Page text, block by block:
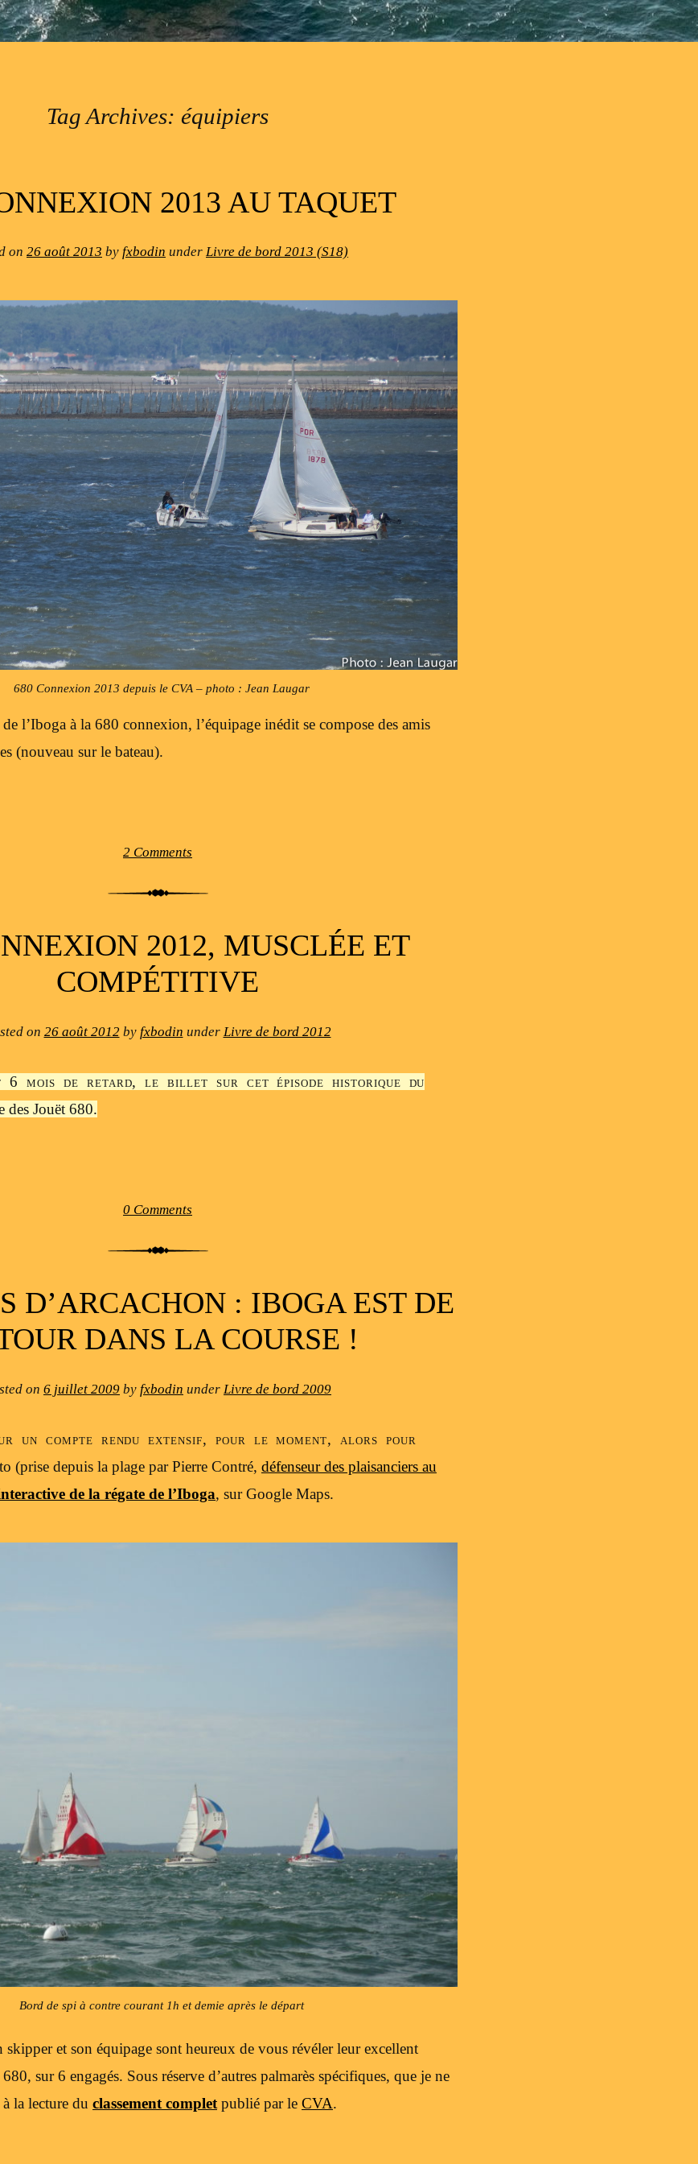
Tag Archives: équipiers
2013 AU TAQUET
on 26 août 2013 by fxbodin under Livre de bord 2013 (S18)
680 Connexion 2013 depuis le CVA – photo : Jean Laugar
l’Iboga à la 680 connexion, l’équipage inédit se compose des amis
(nouveau sur le bateau).
2 Comments
2012, MUSCLÉE ET
COMPÉTITIVE
on 26 août 2012 by fxbodin under Livre de bord 2012
6 mois de retard, le billet sur cet épisode historique du
des Jouët 680.
0 Comments
D’ARCACHON : IBOGA EST DE
DANS LA COURSE !
on 6 juillet 2009 by fxbodin under Livre de bord 2009
un compte rendu extensif, pour le moment, alors pour
(prise depuis la plage par Pierre Contré, défenseur des plaisanciers au
de la régate de l’Iboga, sur Google Maps.
Bord de spi à contre courant 1h et demie après le départ
et son équipage sont heureux de vous révéler leur excellent
sur 6 engagés. Sous réserve d’autres palmarès spécifiques, que je ne
la lecture du classement complet publié par le CVA.